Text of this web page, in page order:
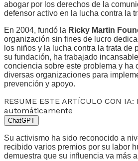
abogar por los derechos de la
defensor activo en la lucha contra la
En 2004, fundó la Ricky Martin
organización sin fines de lucro
los niños y la lucha contra la trata de
su fundación, ha trabajado
conciencia sobre este problema y ha
diversas organizaciones para
prevención y apoyo.
RESUME ESTE ARTÍCULO CON
automáticamente
ChatGPT
Su activismo ha sido reconocido a
recibido varios premios por su labor
demuestra que su influencia va más